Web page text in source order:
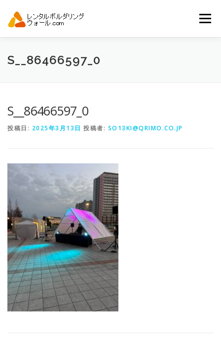
メニュー
トップ 自動見積り
S__86466597_0
S__86466597_0
投稿日: 2025年3月13日 投稿者: SO13KI@QRIMO.CO.JP